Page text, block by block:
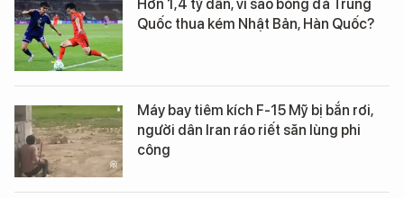
Hơn 1,4 tỷ dân, vì sao bóng đá Trung
Quốc thua kém Nhật Bản, Hàn Quốc?
Máy bay tiêm kích F-15 Mỹ bị bắn rơi,
người dân Iran ráo riết săn lùng phi
công